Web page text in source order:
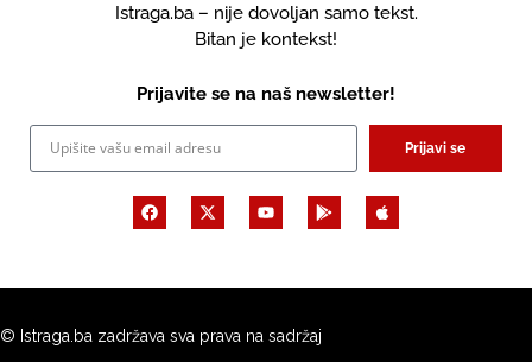
Istraga.ba – nije dovoljan samo tekst.
Bitan je kontekst!
Prijavite se na naš newsletter!
Prijavi se
© Istraga.ba zadržava sva prava na sadržaj